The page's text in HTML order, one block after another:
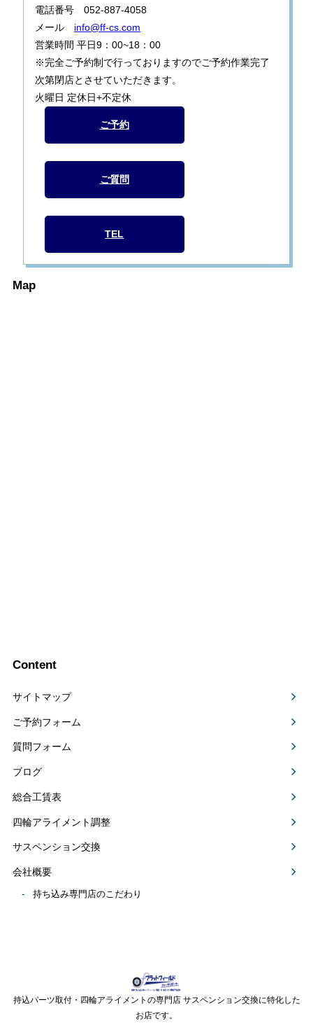
電話番号 052-887-4058
メール info@ff-cs.com
営業時間 平日9：00~18：00
※完全ご予約制で行っておりますのでご予約作業完了
次第閉店とさせていただきます。
火曜日 定休日+不定休
ご予約
ご質問
TEL
Map
Content
サイトマップ
ご予約フォーム
質問フォーム
ブログ
総合工賃表
四輪アライメント調整
サスペンション交換
会社概要
持ち込み専門店のこだわり
持込パーツ取付・四輪アライメントの専門店 サスペンション交換に特化した
お店です。